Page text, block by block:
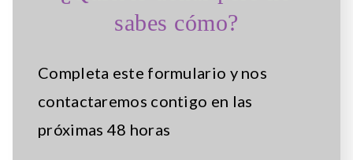
sabes cómo?
Completa este formulario y nos
contactaremos contigo en las
próximas 48 horas